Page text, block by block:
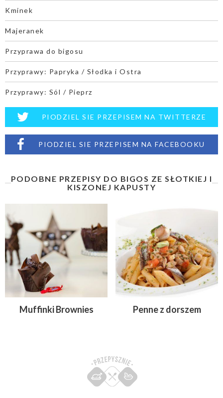
Kminek
Majeranek
Przyprawa do bigosu
Przyprawy: Papryka / Słodka i Ostra
Przyprawy: Sól / Pieprz
PIODZIEL SIE PRZEPISEM NA TWITTERZE
PIODZIEL SIE PRZEPISEM NA FACEBOOKU
PODOBNE PRZEPISY DO BIGOS ZE SŁOTKIEJ I
KISZONEJ KAPUSTY
Muffinki Brownies Penne z dorszem